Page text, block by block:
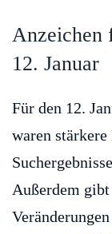
Anzeichen
12. Januar
Für den 12.
waren stärkere
Außerdem